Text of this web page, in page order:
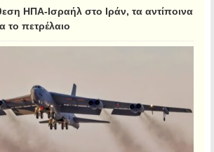
ΗΠΑ-Ισραήλ στο Ιράν, τα αντίποινα
το πετρέλαιο